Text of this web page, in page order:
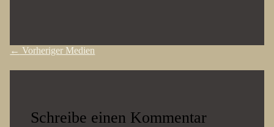
← Vorheriger Medien
Schreibe einen Kommentar